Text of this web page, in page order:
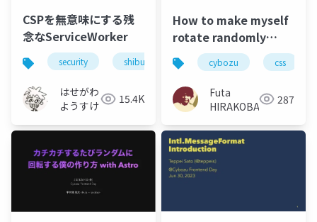
CSPを無意味にする残
念なServiceWorker
security shibuyaxss javascript xss
はせがわ
ようすけ
15.4K
How to make myself
rotate randomly
every time i click
with Astro
(Translated by
DeelL)
cybozu css
Futa
HIRAKOBA
287